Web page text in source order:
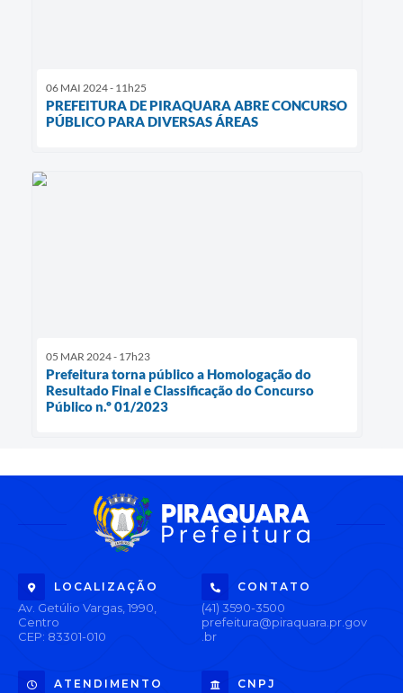
06 MAI 2024 - 11h25
PREFEITURA DE PIRAQUARA ABRE CONCURSO
PÚBLICO PARA DIVERSAS ÁREAS
05 MAR 2024 - 17h23
Prefeitura torna público a Homologação do
Resultado Final e Classificação do Concurso
Público n.º 01/2023
LOCALIZAÇÃO
Av. Getúlio Vargas, 1990,
Centro
CEP: 83301-010
CONTATO
(41) 3590-3500
prefeitura@piraquara.pr.gov
.br
ATENDIMENTO CNPJ